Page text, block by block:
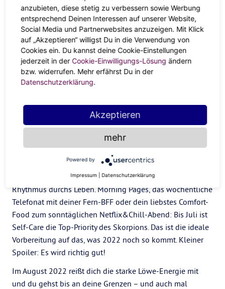
Im August 2022 gilt bei dir das Motto: Warum ändern, was
sich bewährt hat? Zumal es dir als Skorpion viel Sicherheit
gibt, wenn du einen Plan hast. Bei dir läuft jetzt alles wie
am Schnürchen — Ob Einarbeiten deiner neuen Kollegin
oder der Projekt-Pitch vor dem Kunden. Vom 29.10.- 5.11.
kannst du dich auf einen absoluten Steilflug vorbereiten.
Mit Merkur geht die Success-Story in 2022 gleich weiter.
drehst noch mal richtig auf und rockst den Laden notfalls
Mit Jupiter startet der Skorpion richtig gut ins neue Jahr
2022! Du tanzt 2022 nach deinem ganz eigenen
Rhythmus durchs Leben. Morning Pages, das wöchentliche
Telefonat mit deiner Fern-BFF oder dein liebstes Comfort-
Food zum sonntäglichen Netflix&Chill-Abend: Bis Juli ist
Self-Care die Top-Priority des Skorpions. Das ist die ideale
Vorbereitung auf das, was 2022 noch so kommt. Kleiner
Spoiler: Es wird richtig gut!
Im August 2022 reißt dich die starke Löwe-Energie mit
und du gehst bis an deine Grenzen – und auch mal
anzubieten, diese stetig zu verbessern sowie Werbung
entsprechend Deinen Interessen auf unserer Website,
Social Media und Partnerwebsites anzuzeigen. Mit Klick
auf „Akzeptieren“ willigst Du in die Verwendung von
Cookies ein. Du kannst deine Cookie-Einstellungen
jederzeit in der Cookie-Einwilligungs-Lösung ändern
bzw. widerrufen. Mehr erfährst Du in der
Datenschutzerklärung.
Akzeptieren
mehr
Powered by
Impressum Datenschutzerklärung